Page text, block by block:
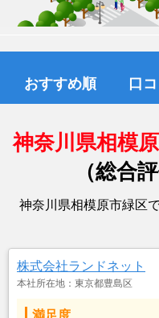
おすすめ順 口
神奈川県相模
（総合
神奈川県相模原市緑区
株式会社ランドネット
本社所在地：東京都豊島区